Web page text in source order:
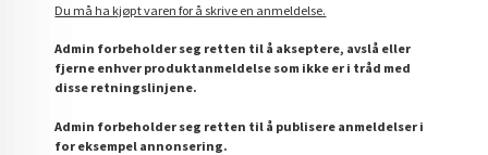
Du må ha kjøpt varen for å skrive en anmeldelse.
Admin forbeholder seg retten til å akseptere, avslå eller
fjerne enhver produktanmeldelse som ikke er i tråd med
disse retningslinjene.
Admin forbeholder seg retten til å publisere anmeldelser i
for eksempel annonsering.